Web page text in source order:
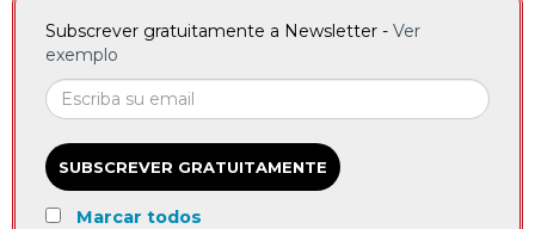
Subscrever gratuitamente a Newsletter - Ver
exemplo
SUBSCREVER GRATUITAMENTE
Marcar todos